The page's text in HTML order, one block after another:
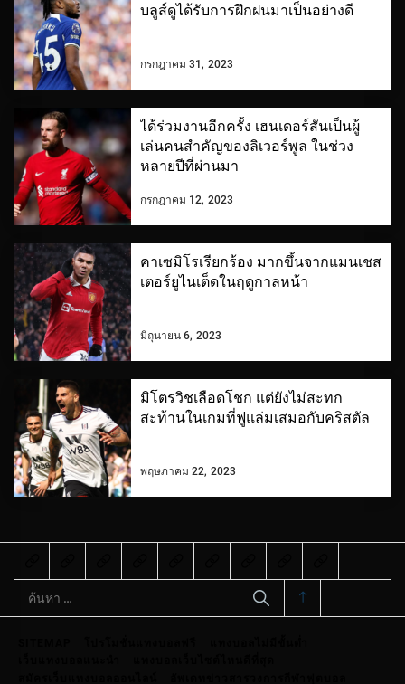
บลูส์ดูได้รับการฝึกฝนมาเป็นอย่างดี
กรกฎาคม 31, 2023
ได้ร่วมงานอีกครั้ง เฮนเดอร์สันเป็นผู้
เล่นคนสำคัญของลิเวอร์พูล ในช่วง
หลายปีที่ผ่านมา
กรกฎาคม 12, 2023
คาเซมิโรเรียกร้อง มากขึ้นจากแมนเชส
เตอร์ยูไนเต็ดในฤดูกาลหน้า
มิถุนายน 6, 2023
มิโตรวิชเลือดโชก แต่ยังไม่สะทก
สะท้านในเกมที่ฟูแล่มเสมอกับคริสตัล
พฤษภาคม 22, 2023
ค้นหา
สำหรับ: